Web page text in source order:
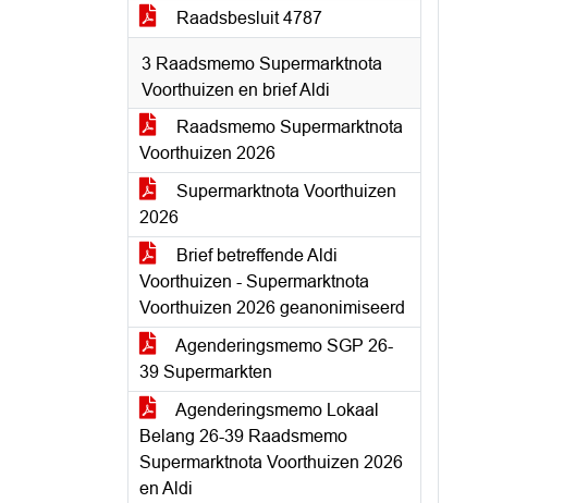
Raadsbesluit 4787
3 Raadsmemo Supermarktnota
Voorthuizen en brief Aldi
Raadsmemo Supermarktnota
Voorthuizen 2026
Supermarktnota Voorthuizen
2026
Brief betreffende Aldi
Voorthuizen - Supermarktnota
Voorthuizen 2026 geanonimiseerd
Agenderingsmemo SGP 26-
39 Supermarkten
Agenderingsmemo Lokaal
Belang 26-39 Raadsmemo
Supermarktnota Voorthuizen 2026
en Aldi